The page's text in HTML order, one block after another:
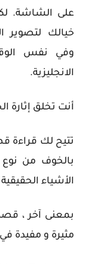
على الشاشة.
خيالك
وفي نفس
الانجليزية.
أنت تخلق إثارة
تتيح لك قراءة
بالخوف من نوع
الأشياء
بمعنى آخر ،
مثيرة و مفيدة